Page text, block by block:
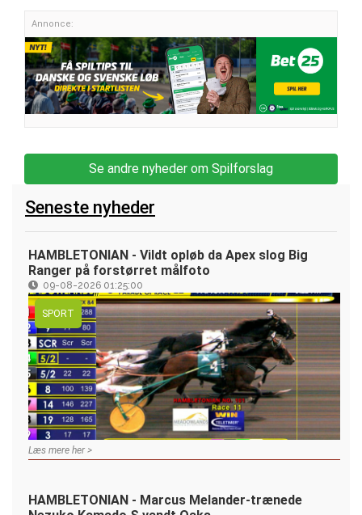
Annonce:
Se andre nyheder om Spilforslag
Seneste nyheder
HAMBLETONIAN - Vildt opløb da Apex slog Big
Ranger på forstørret målfoto
09-08-2026 01:25:00
SPORT
Læs mere her >
HAMBLETONIAN - Marcus Melander-trænede